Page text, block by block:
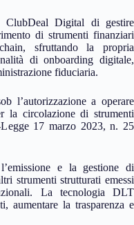
ClubDeal Digital di gestire
di strumenti finanziari
sfruttando la propria
di onboarding digitale,
fiduciaria.
l’autorizzazione a operare
la circolazione di strumenti
17 marzo 2023, n. 25
e la gestione di
strumenti strutturati emessi
La tecnologia DLT
aumentare la trasparenza e